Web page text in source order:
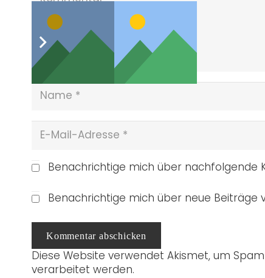
Benachrichtige mich über nachfolgende
Benachrichtige mich über neue Beiträge
Kommentar abschicken
Diese Website verwendet Akismet, um
verarbeitet werden.